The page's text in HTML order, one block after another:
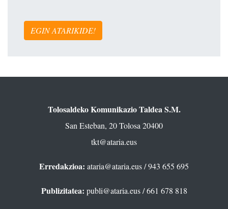
EGIN ATARIKIDE!
Tolosaldeko Komunikazio Taldea S.M.
San Esteban, 20 Tolosa 20400
tkt@ataria.eus
Erredakzioa: ataria@ataria.eus/ 943 655 695
Publizitatea: publi@ataria.eus/ 661 678 818